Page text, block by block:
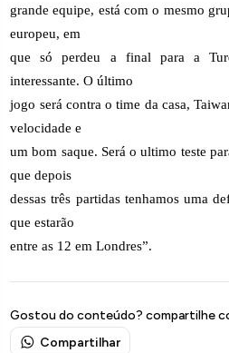
grande equipe, está com o mesmo
europeu, em
que só perdeu a final para a
interessante. O último
jogo será contra o time da casa,
velocidade e
um bom saque. Será o ultimo teste
que depois
dessas três partidas tenhamos uma
que estarão
entre as 12 em Londres”.
Gostou do conteúdo? compartilhe
Compartilhar